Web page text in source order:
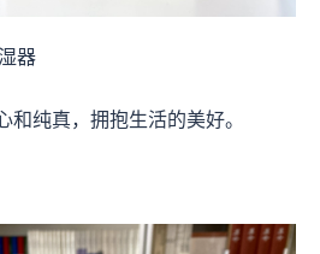
器
纯真，拥抱生活的美好。